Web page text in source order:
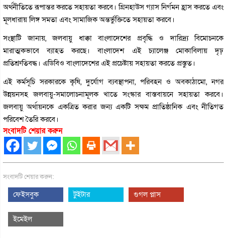
অর্থনীতিতে রূপান্তর করতে সহায়তা করবে। গ্রিনহাউস গ্যাস নির্গমন হ্রাস করতে এবং
মূলধারায় লিঙ্গ সমতা এবং সামাজিক অন্তর্ভুক্তিতে সহায়তা করবে।
সংস্থাটি জানায়, জলবায়ু ধাক্কা বাংলাদেশের প্রবৃদ্ধি ও দারিদ্র্য বিমোচনকে
মারাত্মকভাবে ব্যাহত করছে। বাংলাদেশ এই চ্যালেঞ্জ মোকাবিলায় দৃঢ়
প্রতিশ্রুতিবদ্ধ। এডিবিও বাংলাদেশের এই প্রচেষ্টায় সহায়তা করতে প্রস্তুত।
এই কর্মসূচি সরকারকে কৃষি, দুর্যোগ ব্যবস্থাপনা, পরিবহন ও অবকাঠামো, নগর
উন্নয়নসহ জলবায়ু-সমালোচনামূলক খাতে সংস্কার বাস্তবায়নে সহায়তা করবে।
জলবায়ু অর্থায়নকে একত্রিত করার জন্য একটি সক্ষম প্রাতিষ্ঠানিক এবং নীতিগত
পরিবেশ তৈরি করবে।
সংবাদটি শেয়ার করুন
সংবাদটি শেয়ার করুন:
ফেইসবুক টুইটার গুগল প্লাস
ইমেইল